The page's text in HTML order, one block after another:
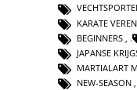
KARATE
BEGINNERS
JAPANSE
MARTIALART
NEW-SEASON